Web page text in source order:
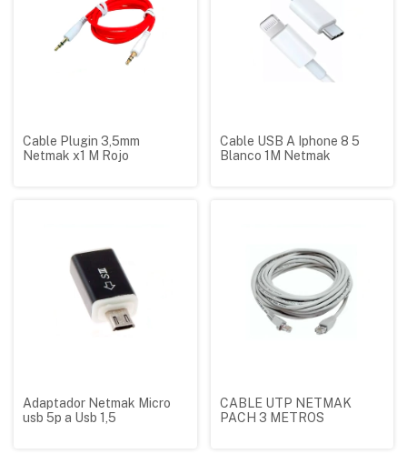
Cable Plugin 3,5mm
Netmak x1 M Rojo
Cable USB A Iphone 8 5
Blanco 1M Netmak
Adaptador Netmak Micro
usb 5p a Usb 1,5
CABLE UTP NETMAK
PACH 3 METROS